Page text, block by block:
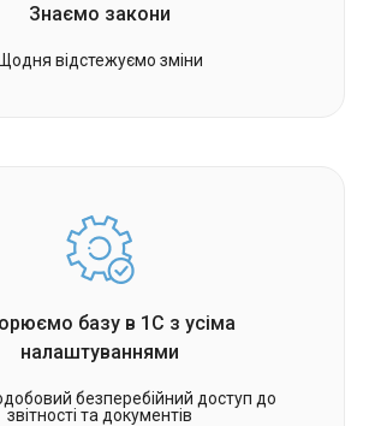
Знаємо закони
Щодня відстежуємо зміни
базу в 1С з усіма
налаштуваннями
безперебійний доступ до
звітності та документів